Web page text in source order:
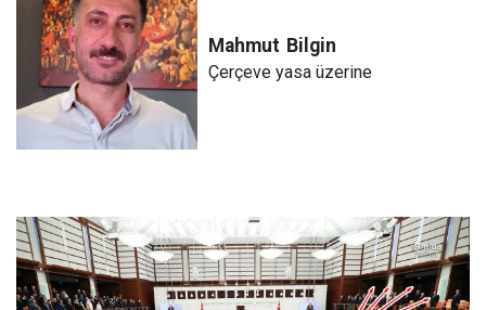
Mahmut Bilgin
Çerçeve yasa üzerine